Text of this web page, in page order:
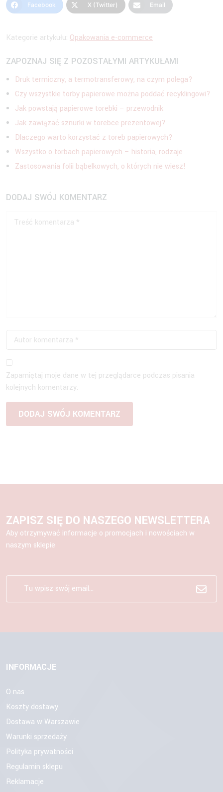
Facebook X (Twitter) Email
Kategorie artykułu: Opakowania e-commerce
ZAPOZNAJ SIĘ Z POZOSTAŁYMI ARTYKUŁAMI
Druk termiczny, a termotransferowy, na czym polega?
Czy wszystkie torby papierowe można poddać recyklingowi?
Jak powstają papierowe torebki – przewodnik
Jak zawiązać sznurki w torebce prezentowej?
Dlaczego warto korzystać z toreb papierowych?
Wszystko o torbach papierowych – historia, rodzaje
Zastosowania folii bąbelkowych, o których nie wiesz!
DODAJ SWÓJ KOMENTARZ
Zapamiętaj moje dane w tej przeglądarce podczas pisania
kolejnych komentarzy.
ZAPISZ SIĘ DO NASZEGO NEWSLETTERA
Aby otrzymywać informacje o promocjach i nowościach w
naszym sklepie
INFORMACJE
O nas
Koszty dostawy
Dostawa w Warszawie
Warunki sprzedaży
Polityka prywatności
Regulamin sklepu
Reklamacje